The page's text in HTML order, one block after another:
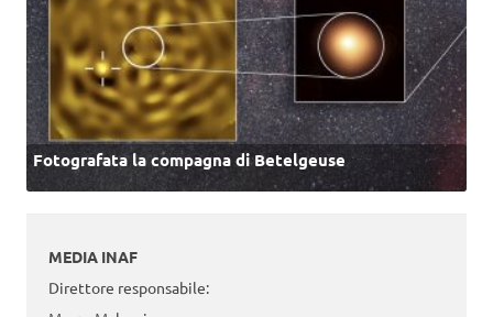
Fotografata la compagna di Betelgeuse
MEDIA INAF
Direttore responsabile: